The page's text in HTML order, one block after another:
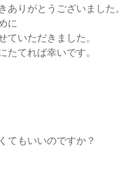
ありがとうございました。
に
ていただきました。
たてれば幸いです。
てもいいのですか？